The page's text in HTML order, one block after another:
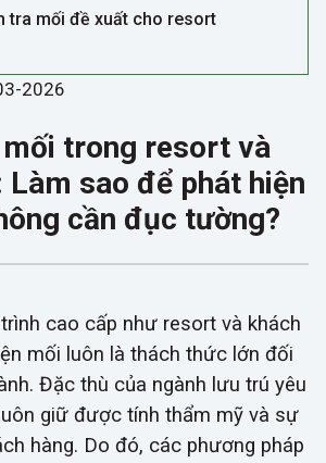
tra mối đề xuất cho resort
2026
trong resort và
Làm sao để phát hiện
cần đục tường?
cao cấp như resort và khách
mối luôn là thách thức lớn đối
Đặc thù của ngành lưu trú yêu
giữ được tính thẩm mỹ và sự
hàng. Do đó, các phương pháp